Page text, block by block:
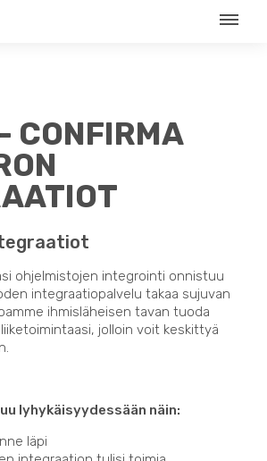
CONFIRMA
ohjelmistojen integrointi onnistuu
integraatiopalvelu takaa sujuvan
ihmisläheisen tavan tuoda
jolloin voit keskittyä
lyhykäisyydessään näin:
läpi